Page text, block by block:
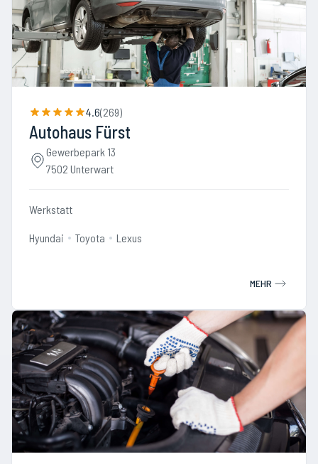
4.6(269)
Autohaus Fürst
Gewerbepark 13
7502 Unterwart
Werkstatt
Hyundai Toyota Lexus
MEHR